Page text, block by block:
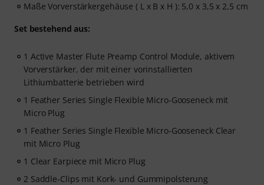
Maße Vorverstärkergehäuse ( L x B x H ): 5,0 x 3,5 x 2,5 cm
Set bestehend aus:
1 Active Master Flute Preamp Control Module, aktivem
Vorverstärker, der mit einer vorinstallierten
Lithiumbatterie betrieben wird
1 Feather Series Single Flexible Micro-Gooseneck mit
Micro Plug
1 Feather Series Single Flexible Micro-Gooseneck Clear
mit Micro Plug
1 Clear Earpiece mit Micro Plug
2 Saddle-Clips mit Kork- und Gummipolsterung